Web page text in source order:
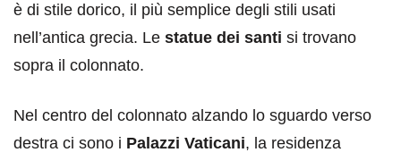
è di stile dorico, il più semplice degli stili usati
nell’antica grecia. Le statue dei santi si trovano
sopra il colonnato.
Nel centro del colonnato alzando lo sguardo verso
destra ci sono i Palazzi Vaticani, la residenza